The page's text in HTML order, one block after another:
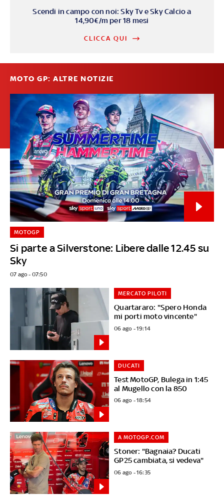
Scendi in campo con noi: Sky Tv e Sky Calcio a
14,90€/m per 18 mesi
CLICCA QUI
MOTO GP: ALTRE NOTIZIE
Si parte a Silverstone: Libere dalle 12.45 su
Sky
MOTOGP
07 ago - 07:50
Quartararo: "Spero Honda
mi porti moto vincente"
MERCATO PILOTI
06 ago - 19:14
Test MotoGP, Bulega in 1:45
al Mugello con la 850
DUCATI
06 ago - 18:54
Stoner: "Bagnaia? Ducati
GP25 cambiata, si vedeva"
A MOTOGP.COM
06 ago - 16:35